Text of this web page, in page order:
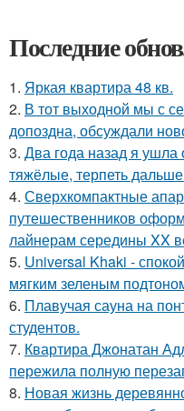
Последние
1. Яркая квартира 48 кв.
2. В тот выходной мы с
допоздна, обсуждали
3. Два года назад я
тяжёлые, терпеть
4. Сверхкомпактные
путешественников
лайнерам середины XX
5. Universal Khaki -
мягким зеленым
6. Плавучая сауна на
студентов.
7. Квартира Джонатан
пережила полную
8. Новая жизнь